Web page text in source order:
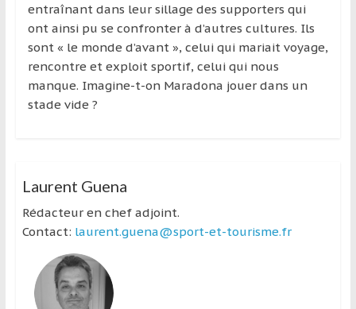
entraînant dans leur sillage des supporters qui
ont ainsi pu se confronter à d’autres cultures. Ils
sont « le monde d’avant », celui qui mariait voyage,
rencontre et exploit sportif, celui qui nous
manque. Imagine-t-on Maradona jouer dans un
stade vide ?
Laurent Guena
Rédacteur en chef adjoint.
Contact: laurent.guena@sport-et-tourisme.fr